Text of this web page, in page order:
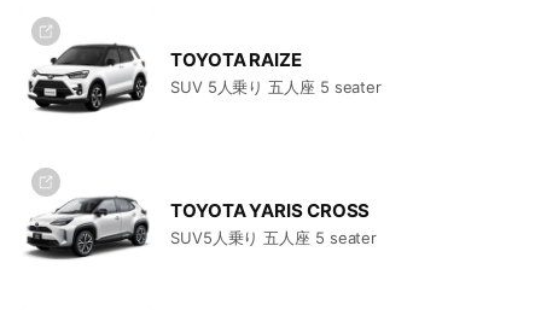
TOYOTA RAIZE
SUV 5人乗り 五人座 5 seater
TOYOTA YARIS CROSS
SUV5人乗り 五人座 5 seater